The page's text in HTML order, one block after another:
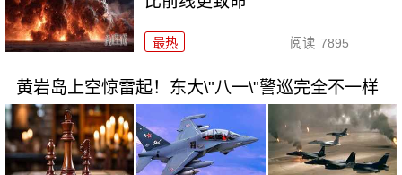
最热 阅读 7895
黄岩岛上空惊雷起！东大\"八一\"警巡完全不一样